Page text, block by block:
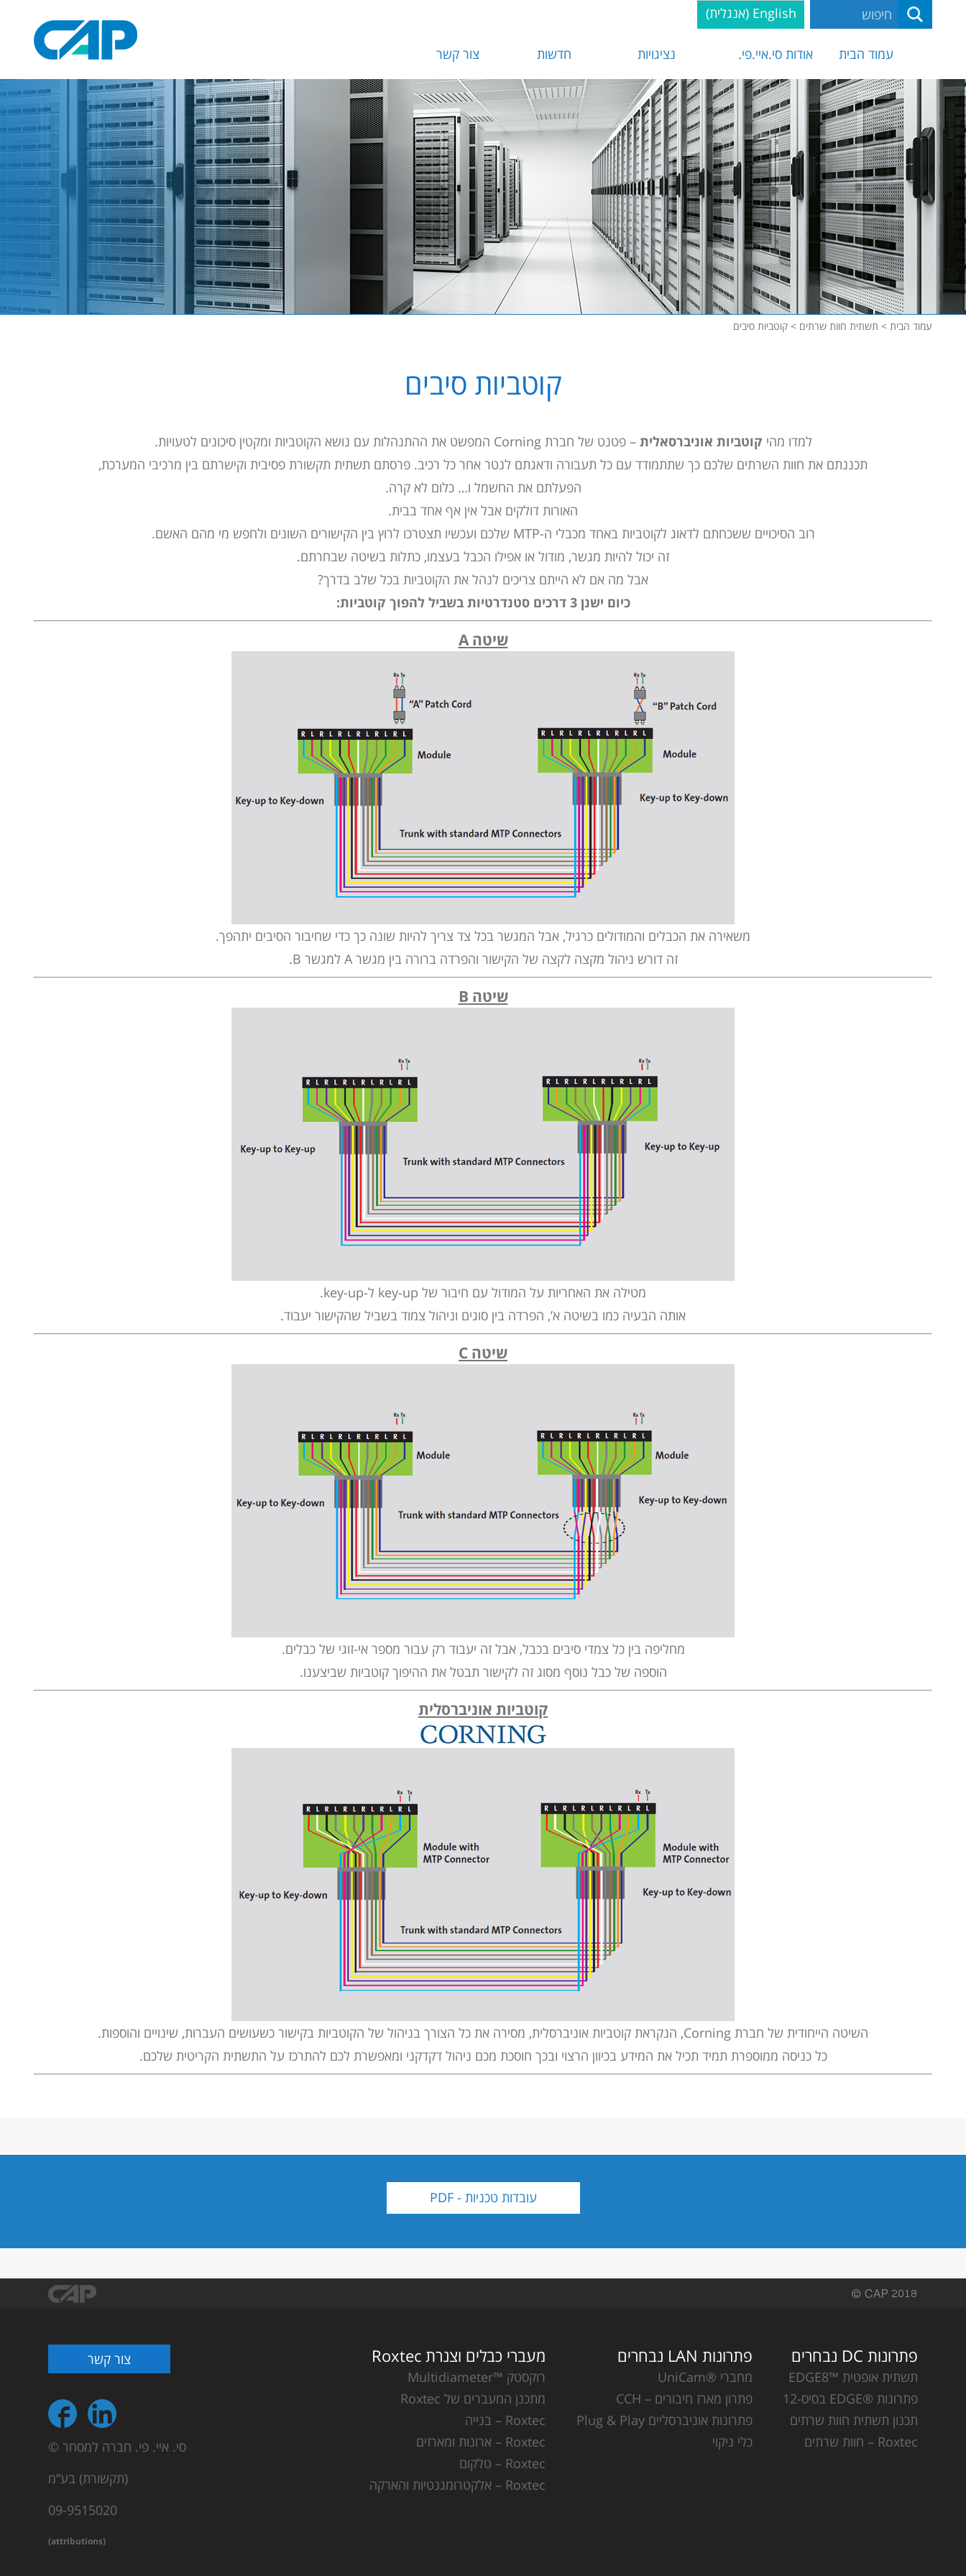
English
(אנגלית)
עמוד הבית אודות סי.איי.פי. נציגויות חדשות צור קשר
עמוד הבית > תשתית חוות שרתים > קוטביות סיבים
קוטביות סיבים
למדו מהי קוטביות אוניברסאלית – פטנט של חברתCorning המפשט את ההתנהלות עם נושא הקוטביות ומקטין סיכונים לטעויות.
תכננתם את חוות השרתים שלכם כך שתתמודד עם כל תעבורה ודאגתם לנטר אחר כל רכיב. פרסתם תשתית תקשורת פסיבית וקישרתם בין מרכיבי המערכת,
הפעלתם את החשמל ו… כלום לא קרה.
האורות דולקים אבל אין אף אחד בבית.
רוב הסיכויים ששכחתם לדאוג לקוטביות באחד מכבלי ה-MTP שלכם ועכשיו תצטרכו לרוץ בין הקישורים השונים ולחפש מי מהם האשם.
זה יכול להיות מגשר, מודול או אפילו הכבל בעצמו, כתלות בשיטה שבחרתם.
אבל מה אם לא הייתם צריכים לנהל את הקוטביות בכל שלב בדרך?
כיום ישנן 3 דרכים סטנדרטיות בשביל להפוך קוטביות:
שיטה A
משאירה את הכבלים והמודולים כרגיל, אבל המגשר בכל צד צריך להיות שונה כך כדי שחיבור הסיבים יתהפך.
זה דורש ניהול מקצה לקצה של הקישור והפרדה ברורה בין מגשר A למגשר B.
שיטה B
מטילה את האחריות על המודול עם חיבור של key-up ל-key-up.
אותה הבעיה כמו בשיטה א’, הפרדה בין סוגים וניהול צמוד בשביל שהקישור יעבוד.
שיטה C
מחליפה בין כל צמדי סיבים בכבל, אבל זה יעבוד רק עבור מספר אי-זוגי של כבלים.
הוספה של כבל נוסף מסוג זה לקישור תבטל את ההיפוך קוטביות שביצענו.
קוטביות אוניברסלית
השיטה הייחודית של חברת Corning, הנקראת קוטביות אוניברסלית, מסירה את כל הצורך בניהול של הקוטביות בקישור כשעושים העברות, שינויים והוספות.
כל כניסה ממוספרת תמיד תכיל את המידע בכיוון הרצוי ובכך חוסכת מכם ניהול דקדקני ומאפשרת לכם להתרכז על התשתית הקריטית שלכם.
עובדות טכניות - PDF
פתרונות DC נבחרים
תשתית אופטית ™EDGE8
פתרונות ®EDGE בסיס-12
תכנון תשתית חוות שרתים
Roxtec – חוות שרתים
פתרונות LAN נבחרים
מחברי ®UniCam
פתרון מארז חיבורים – CCH
פתרונות אוניברסליים Plug & Play
כלי ניקוי
מעברי כבלים וצנרת Roxtec
רוקסטק ™Multidiameter
מתכנן המעברים של Roxtec
Roxtec – בנייה
Roxtec – ארונות ומארזים
Roxtec – טלקום
Roxtec – אלקטרומגנטיות והארקה
צור קשר
© סי. איי. פי. חברה למסחר
(תקשורת) בע”מ
09-9515020
(attributions)